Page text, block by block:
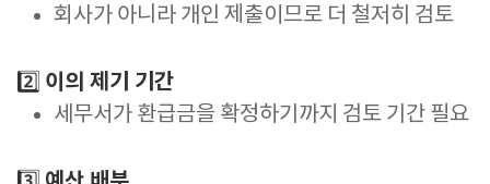
회사가 아니라 개인 제출이므로 더 철저히 검토
2️⃣ 이의 제기 기간
세무서가 환급금을 확정하기까지 검토 기간 필요